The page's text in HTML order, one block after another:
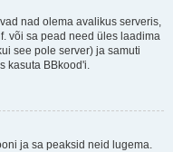
nad olema avalikus serveris,
või sa pead need üles laadima
see pole server) ja samuti
kasuta BBkood'i.
ja sa peaksid neid lugema.